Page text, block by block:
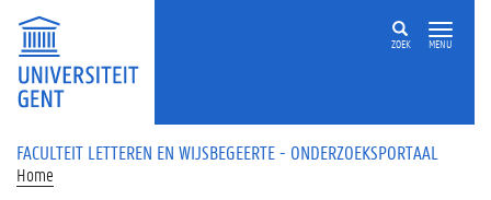
Overslaan en naar de inhoud gaan
ZOEK MENU
FACULTEIT LETTEREN EN WIJSBEGEERTE - ONDERZOEKSPORTAAL
Home